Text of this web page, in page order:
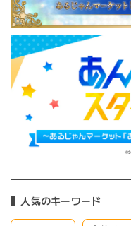
人気のキーワード